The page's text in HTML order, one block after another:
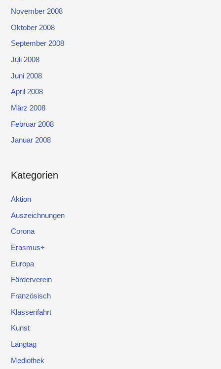
November 2008
Oktober 2008
September 2008
Juli 2008
Juni 2008
April 2008
März 2008
Februar 2008
Januar 2008
Kategorien
Aktion
Auszeichnungen
Corona
Erasmus+
Europa
Förderverein
Französisch
Klassenfahrt
Kunst
Langtag
Mediothek